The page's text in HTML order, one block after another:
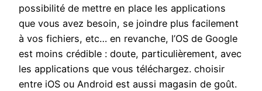
possibilité de mettre en place les applications
que vous avez besoin, se joindre plus facilement
à vos fichiers, etc… en revanche, l’OS de Google
est moins crédible : doute, particulièrement, avec
les applications que vous téléchargez. choisir
entre iOS ou Android est aussi magasin de goût.